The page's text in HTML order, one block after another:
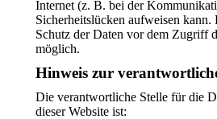
Internet (z. B. bei der
Sicherheitslücken aufweisen kann.
Schutz der Daten vor dem Zugriff
möglich.
Hinweis zur
Die verantwortliche Stelle für die
dieser Website ist: